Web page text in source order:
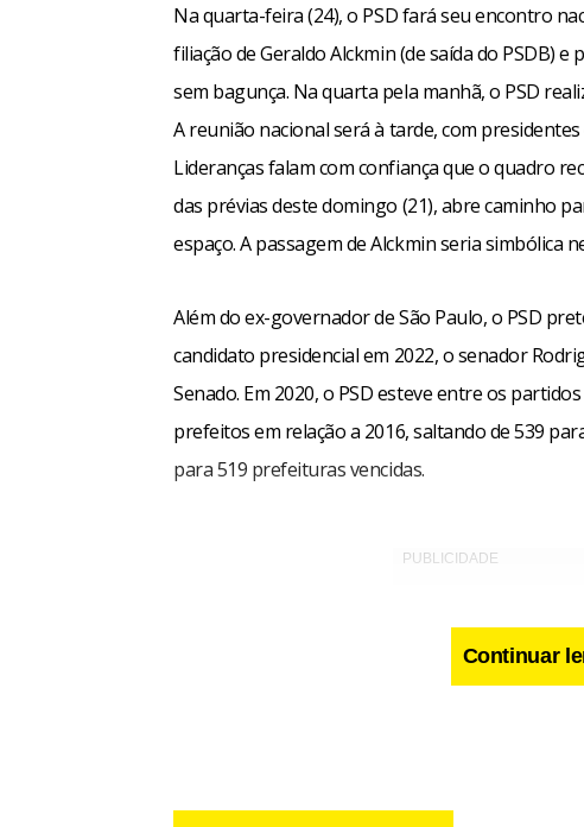
Na quarta-feira (24), o PSD fará seu encontro
filiação de Geraldo Alckmin (de saída do PSDB)
sem bagunça. Na quarta pela manhã, o PSD
A reunião nacional será à tarde, com
Lideranças falam com confiança que o quadro
das prévias deste domingo (21), abre caminho
espaço. A passagem de Alckmin seria simbólica
Além do ex-governador de São Paulo, o PSD
candidato presidencial em 2022, o senador
Senado. Em 2020, o PSD esteve entre os
prefeitos em relação a 2016, saltando de 539
para 519 prefeituras vencidas.
Continuar